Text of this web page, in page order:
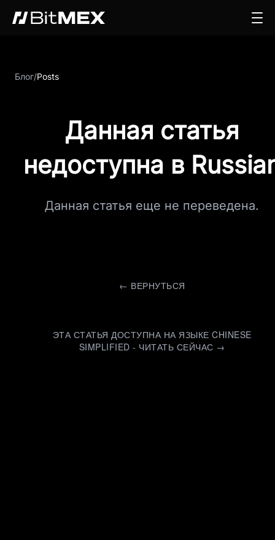
Блог/Posts
Данная статья
недоступна в
Данная статья еще не переведена.
← ВЕРНУТЬСЯ
ЭТА СТАТЬЯ ДОСТУПНА НА ЯЗЫКЕ CHINESE
SIMPLIFIED - ЧИТАТЬ СЕЙЧАС →